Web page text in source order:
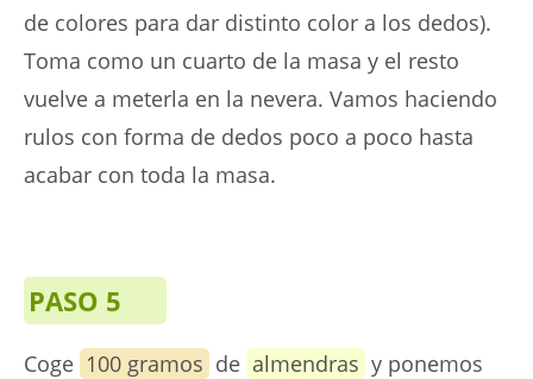
de colores para dar distinto color a los dedos).
Toma como un cuarto de la masa y el resto
vuelve a meterla en la nevera. Vamos haciendo
rulos con forma de dedos poco a poco hasta
acabar con toda la masa.
PASO 5
Coge 100 gramos de almendras y ponemos